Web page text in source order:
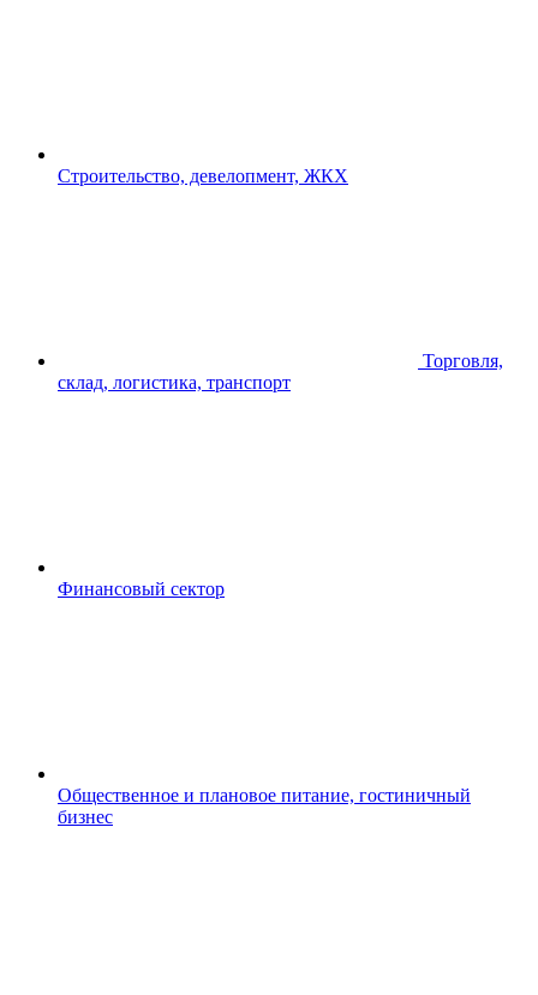
Строительство, девелопмент, ЖКХ
Торговля,
склад, логистика, транспорт
Финансовый сектор
Общественное и плановое питание, гостиничный
бизнес